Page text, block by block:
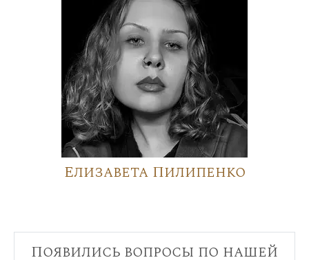
Елизавета Пилипенко
Появились вопросы по нашей